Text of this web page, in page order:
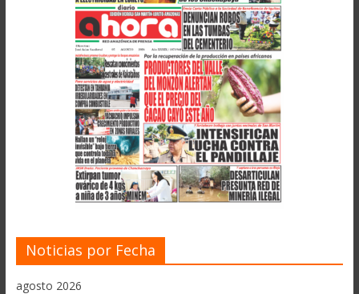
Noticias por Fecha
agosto 2026